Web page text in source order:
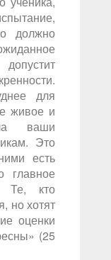
должно
для
живое и
ваши
Это
есть
главное
Те, кто
но хотят
оценки
(25